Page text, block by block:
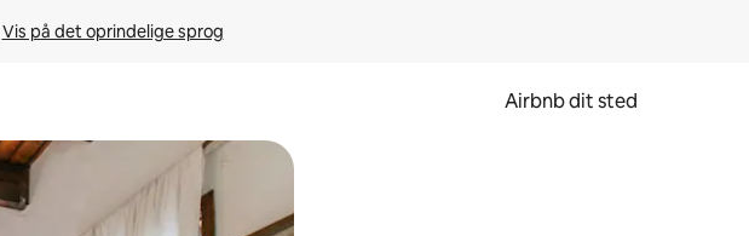
Vis på det oprindelige sprog
Airbnb dit sted